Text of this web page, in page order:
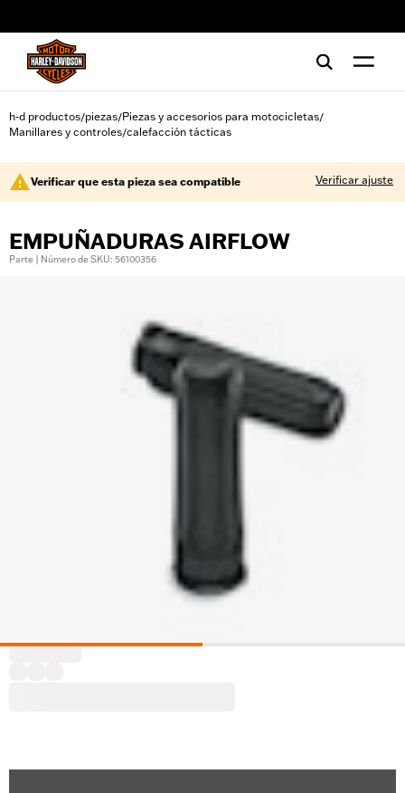
h-d productos/piezas/Piezas y accesorios para motocicletas/
Manillares y controles/calefacción tácticas
Verificar que esta pieza sea compatible Verificar ajuste
EMPUÑADURAS AIRFLOW
Parte | Número de SKU: 56100356